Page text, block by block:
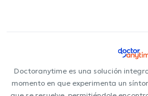
Doctoranytime es una solución
momento en que experimenta un